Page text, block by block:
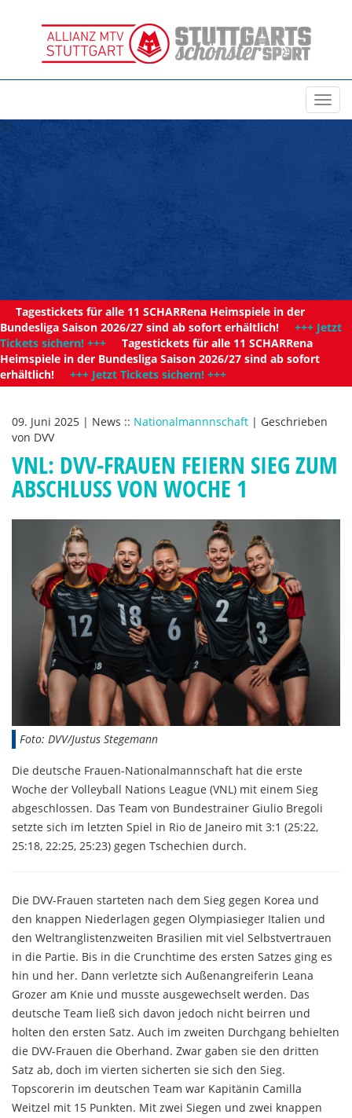
11
Tagestickets für alle 11 SCHARRena Heimspiele in der
Bundesliga Saison 2026/27 sind ab sofort erhältlich! +++ Jetzt
Tickets sichern! +++ Tagestickets für alle 11 SCHARRena
Heimspiele in der Bundesliga Saison 2026/27 sind ab sofort
erhältlich! +++ Jetzt Tickets sichern! +++
09. Juni 2025 | News :: Nationalmannnschaft | Geschrieben
von DVV
VNL: DVV-FRAUEN FEIERN SIEG ZUM
ABSCHLUSS VON WOCHE 1
Foto: DVV/Justus Stegemann
Die deutsche Frauen-Nationalmannschaft hat die erste
Woche der Volleyball Nations League (VNL) mit einem Sieg
abgeschlossen. Das Team von Bundestrainer Giulio Bregoli
setzte sich im letzten Spiel in Rio de Janeiro mit 3:1 (25:22,
25:18, 22:25, 25:23) gegen Tschechien durch.
Die DVV-Frauen starteten nach dem Sieg gegen Korea und
den knappen Niederlagen gegen Olympiasieger Italien und
den Weltranglistenzweiten Brasilien mit viel Selbstvertrauen
in die Partie. Bis in die Crunchtime des ersten Satzes ging es
hin und her. Dann verletzte sich Außenangreiferin Leana
Grozer am Knie und musste ausgewechselt werden. Das
deutsche Team ließ sich davon jedoch nicht beirren und
holten den ersten Satz. Auch im zweiten Durchgang behielten
die DVV-Frauen die Oberhand. Zwar gaben sie den dritten
Satz ab, doch im vierten sicherten sie sich den Sieg.
Topscorerin im deutschen Team war Kapitänin Camilla
Weitzel mit 15 Punkten. Mit zwei Siegen und zwei knappen